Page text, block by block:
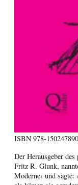
ISBN 978-
Der Herausgeber
Fritz R. Glunk,
Moderne‹ und sagte: